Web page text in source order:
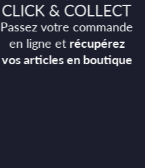
CLICK & COLLECT
Passez votre commande
en ligne et récupérez
vos articles en boutique